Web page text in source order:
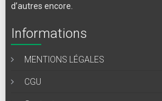
d’autres encore.
Informations
MENTIONS LÉGALES
CGU